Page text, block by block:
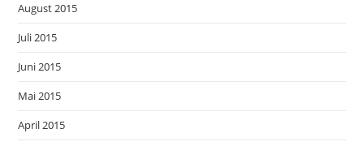
August 2015
Juli 2015
Juni 2015
Mai 2015
April 2015